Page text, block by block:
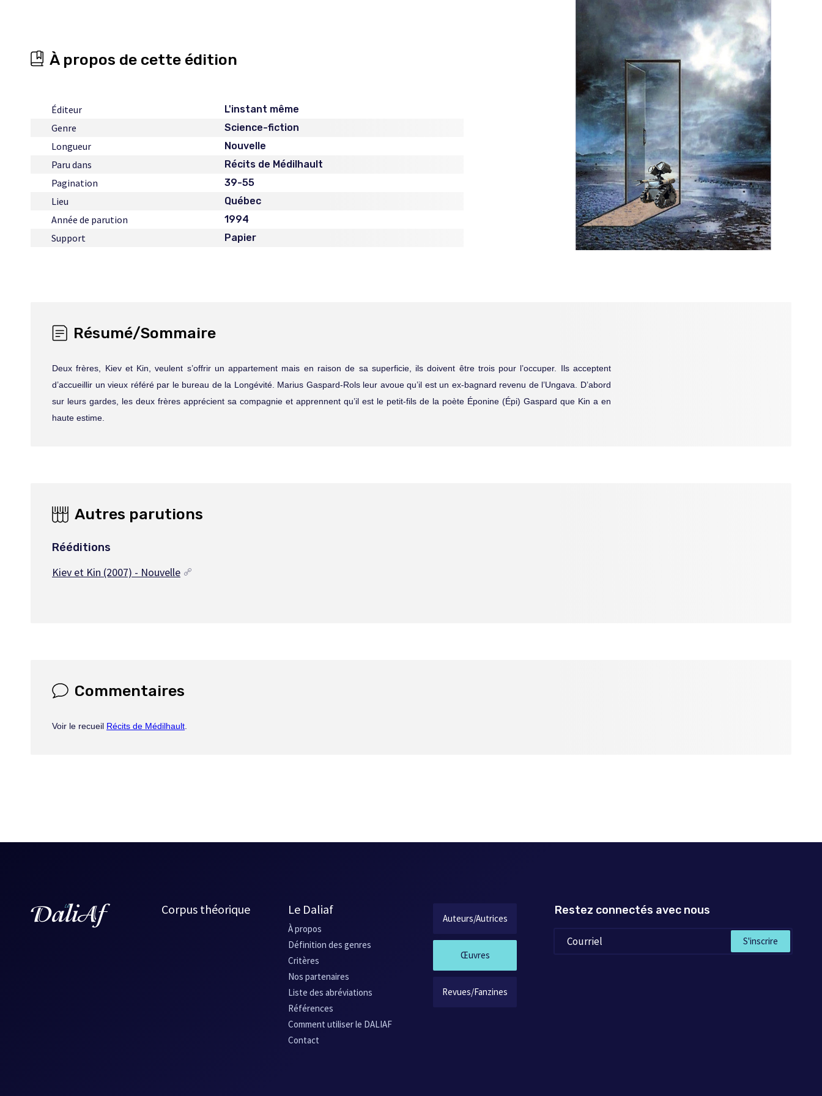
À propos de cette édition
Éditeur L'instant même
Genre Science-fiction
Longueur Nouvelle
Paru dans Récits de Médilhault
Pagination 39-55
Lieu Québec
Année de parution 1994
Support Papier
Résumé/Sommaire
Deux frères, Kiev et Kin, veulent s’offrir un appartement mais en raison de sa superficie, ils doivent être trois pour l’occuper. Ils acceptent
d’accueillir un vieux référé par le bureau de la Longévité. Marius Gaspard-Rols leur avoue qu’il est un ex-bagnard revenu de l’Ungava. D’abord
sur leurs gardes, les deux frères apprécient sa compagnie et apprennent qu’il est le petit-fils de la poète Éponine (Épi) Gaspard que Kin a en
haute estime.
Autres parutions
Rééditions
Kiev et Kin (2007) - Nouvelle
Commentaires
Voir le recueil Récits de Médilhault
Corpus théorique Le Daliaf
À propos
Définition des genres
Critères
Nos partenaires
Liste des abréviations
Références
Comment utiliser le DALIAF
Contact
Auteurs/Autrices
Œuvres
Revues/Fanzines
Restez connectés avec nous
S'inscrire